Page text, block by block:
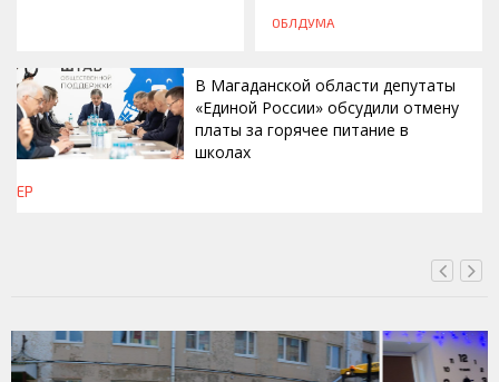
ОБЛДУМА
В Магаданской области депутаты
«Единой России» обсудили отмену
платы за горячее питание в
школах
ЕР